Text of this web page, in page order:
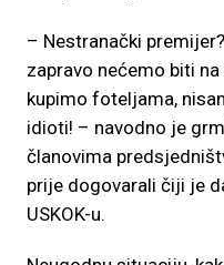
– Nestranački
zapravo nećemo biti
kupimo foteljama,
idioti! – navodno je
članovima
prije dogovarali čiji je
USKOK-u.